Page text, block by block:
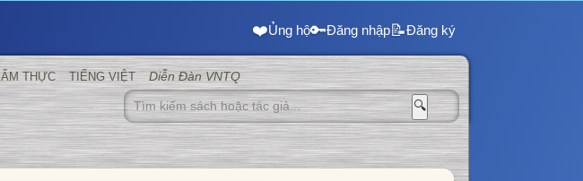
❤️Ủng hộ🔑Đăng nhập📝Đăng ký
ẨM THỰC TIẾNG VIỆT Diễn Đàn VNTQ
🔍